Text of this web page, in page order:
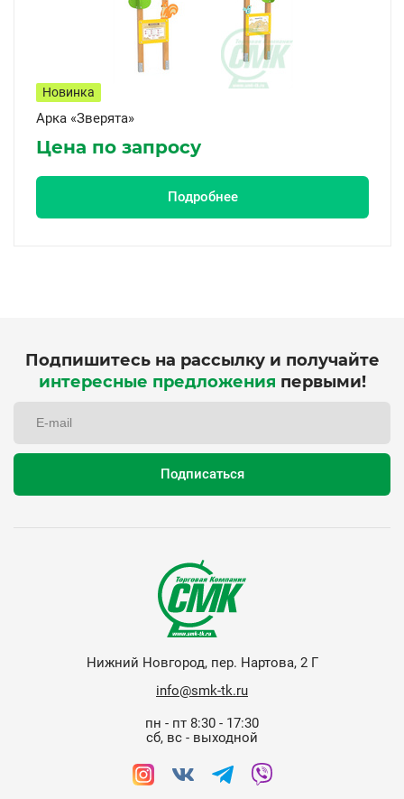
Новинка
Арка «Зверята»
Цена по запросу
Подробнее
Подпишитесь на рассылку и получайте
интересные предложения первыми!
Нижний Новгород, пер. Нартова, 2 Г
info@smk-tk.ru
пн - пт 8:30 - 17:30
сб, вс - выходной